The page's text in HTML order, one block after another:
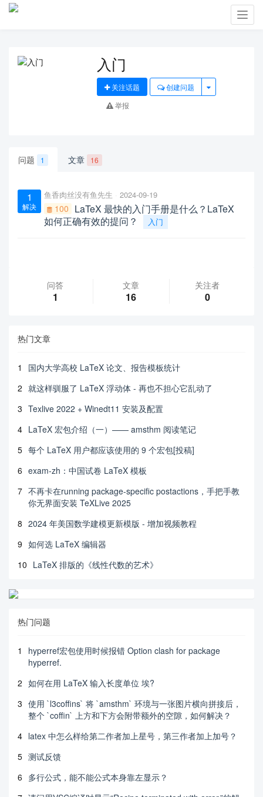
入门
关注话题
创建问题
举报
问题 1 文章 16
1
解决
鱼香肉丝没有鱼先生 2024-09-19
100 LaTeX 最快的入门手册是什么？LaTeX
如何正确有效的提问？
入门
问答
1
文章
16
关注者
0
热门文章
1
国内大学高校 LaTeX 论文、报告模板统计
2 就这样驯服了 LaTeX 浮动体 - 再也不担心它乱动了
3 Texlive 2022 + Winedt11 安装及配置
4 LaTeX 宏包介绍（一）—— amsthm 阅读笔记
5 每个 LaTeX 用户都应该使用的 9 个宏包[投稿]
6 exam-zh：中国试卷 LaTeX 模板
7 不再卡在running package-specific postactions，手把手教
你无界面安装 TeXLive 2025
8 2024 年美国数学建模更新模版 - 增加视频教程
9 如何选 LaTeX 编辑器
10 LaTeX 排版的《线性代数的艺术》
热门问题
1
hyperref宏包使用时候报错 Option clash for package
hyperref.
2 如何在用 LaTeX 输入长度单位 埃?
3 使用 `l3coffins` 将 `amsthm` 环境与一张图片横向拼接后，
整个 `coffin` 上方和下方会附带额外的空隙，如何解决？
4 latex 中怎么样给第二作者加上星号，第三作者加上加号？
5 测试反馈
6 多行公式，能不能公式本身靠左显示？